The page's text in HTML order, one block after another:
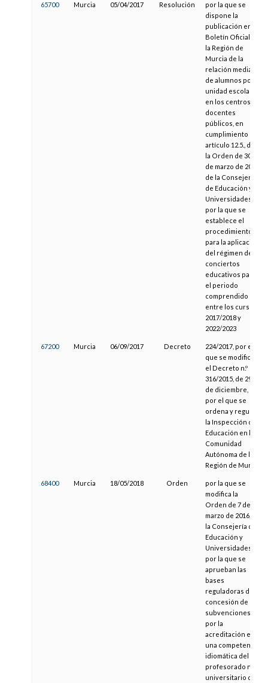
65700 Murcia 05/04/2017 Resolución
por la que se
dispone la
publicación en el
Boletín Oficial de
la Región de
Murcia de la
relación media
de alumnos por
unidad escolar
en los centros
docentes
públicos, en
cumplimiento del
artículo 12.5., de
la Orden de 30
de marzo de 2017,
de la Consejería
de Educación y
Universidades
por la que se
establece el
procedimiento
para la aplicación
del régimen de
conciertos
educativos para
el periodo
comprendido
entre los cursos
2017/2018 y
2022/2023
67200 Murcia 06/09/2017 Decreto
224/2017, por el
que se modifica
el Decreto n.º
316/2015, de 29
de diciembre,
por el que se
ordena y regula
la Inspección de
Educación en la
Comunidad
Autónoma de la
Región de Murcia
68400 Murcia 18/05/2018 Orden
por la que se
modifica la
Orden de 7 de
marzo de 2016, de
la Consejería de
Educación y
Universidades,
por la que se
aprueban las
bases
reguladoras de
concesión de
subvenciones
por la
acreditación en
una competencia
idiomática del
profesorado no
universitario de